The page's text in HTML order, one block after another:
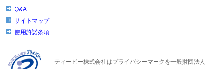
Q&A
サイトマップ
使用許諾条項
ティービー株式会社はプライバシーマークを一般財団法人